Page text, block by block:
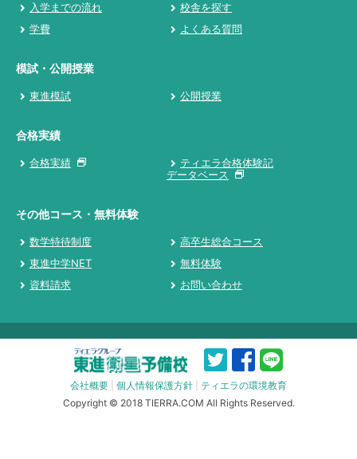
入学までの流れ
校舎を探す
学費
よくある質問
模試・公開授業
東進模試 公開授業
合格実績
合格実績
ティエラ合格体験記
データベース
その他コース・無料体験
数学特待制度
高卒生総合コース
東進中学NET
無料体験
資料請求
お問い合わせ
会社概要 個人情報保護方針
ティエラの環境教育
Copyright © 2018 TIERRA.COM All Rights Reserved.